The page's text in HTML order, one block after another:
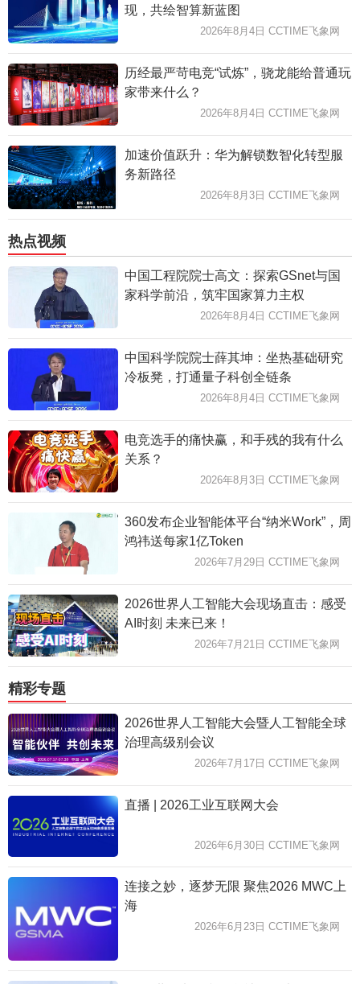
现，共绘智算新蓝图
2026年8月4日 CCTIME飞象网
历经最严苛电竞“试炼”，骁龙能给普通玩
家带来什么？
2026年8月4日 CCTIME飞象网
加速价值跃升：华为解锁数智化转型服
务新路径
2026年8月3日 CCTIME飞象网
热点视频
中国工程院院士高文：探索GSnet与国
家科学前沿，筑牢国家算力主权
2026年8月4日 CCTIME飞象网
中国科学院院士薛其坤：坐热基础研究
冷板凳，打通量子科创全链条
2026年8月4日 CCTIME飞象网
电竞选手的痛快赢，和手残的我有什么
关系？
2026年8月3日 CCTIME飞象网
360发布企业智能体平台“纳米Work”，周
鸿祎送每家1亿Token
2026年7月29日 CCTIME飞象网
2026世界人工智能大会现场直击：感受
AI时刻 未来已来！
2026年7月21日 CCTIME飞象网
精彩专题
2026世界人工智能大会暨人工智能全球
治理高级别会议
2026年7月17日 CCTIME飞象网
直播 | 2026工业互联网大会
2026年6月30日 CCTIME飞象网
连接之妙，逐梦无限 聚焦2026 MWC上
海
2026年6月23日 CCTIME飞象网